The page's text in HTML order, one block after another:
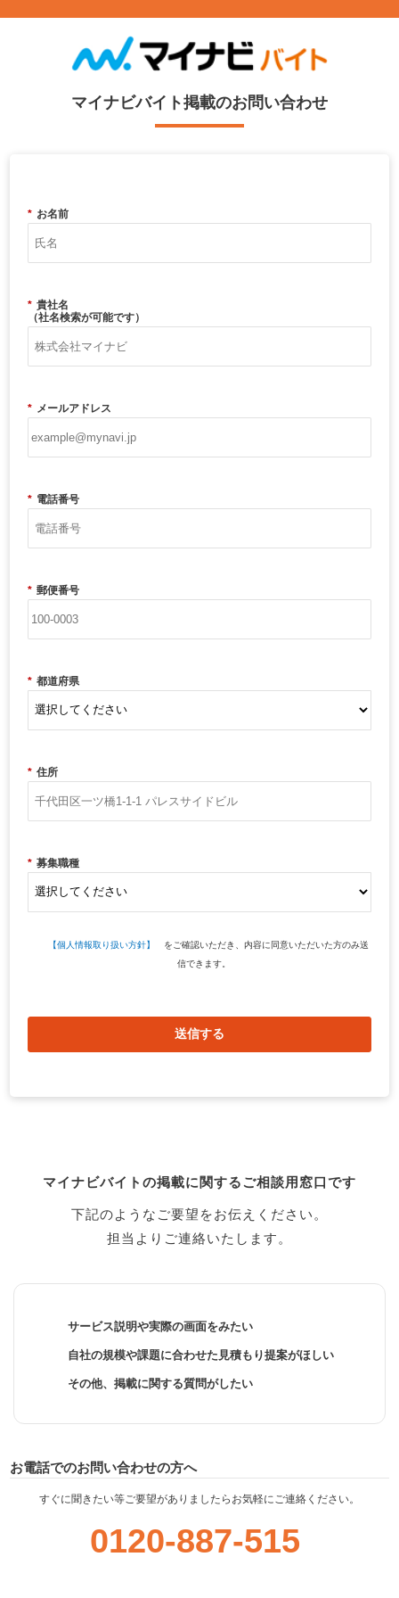
マイナビバイト掲載のお問い合わせ
マイナビバイトの掲載に関するご相談用窓口です
下記のようなご要望をお伝えください。
担当よりご連絡いたします。
サービス説明や実際の画面をみたい
自社の規模や課題に合わせた見積もり提案がほしい
その他、掲載に関する質問がしたい
お電話でのお問い合わせの方へ
すぐに聞きたい等ご要望がありましたらお気軽にご連絡ください。
0120-887-515
* お名前
* 貴社名
（社名検索が可能です）
* メールアドレス
* 電話番号
* 郵便番号
* 都道府県
* 住所
* 募集職種
【個人情報取り扱い方針】
をご確認いただき、内容に同意いただいた方のみ送
信できます。
送信する